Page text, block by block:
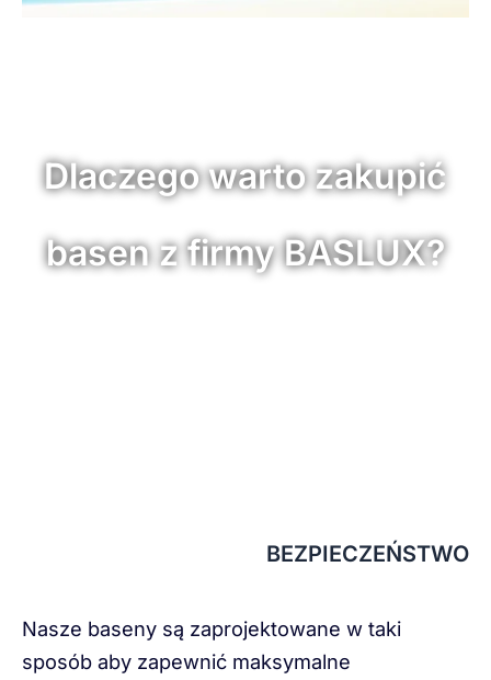
Dlaczego warto zakupić
basen z firmy BASLUX?
BEZPIECZEŃSTWO
Nasze baseny są zaprojektowane w taki
sposób aby zapewnić maksymalne